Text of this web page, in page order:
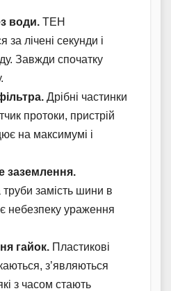
води. ТЕН
за лічені секунди і
Завжди спочатку
Дрібні частинки
протоки, пристрій
на максимумі і
заземлення.
замість шини в
небезпеку ураження
гайок. Пластикові
з’являються
з часом стають